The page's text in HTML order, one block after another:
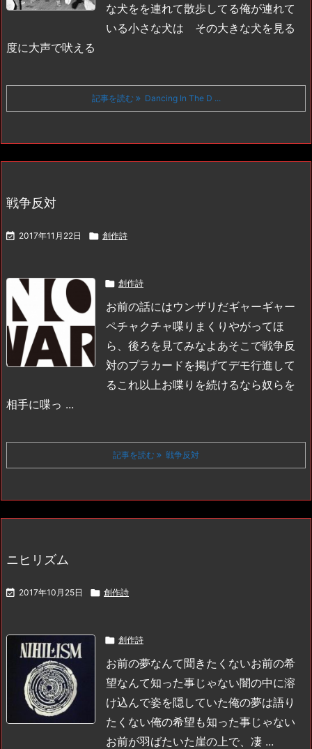
な犬をを連れて散歩してる俺が連れて
いる小さな犬は その大きな犬を見る
度に大声で吠える
記事を読む Dancing In The D ...
戦争反対
 2017年11月22日  創作詩
 創作詩
お前の話にはウンザリだギャーギャー
ペチャクチャ喋りまくりやがってほ
ら、後ろを見てみなよ あそこで戦争反
対のプラカードを掲げてデモ行進して
る これ以上お喋りを続けるなら奴らを
相手に喋っ ...
記事を読む 戦争反対
ニヒリズム
 2017年10月25日  創作詩
 創作詩
お前の夢なんて聞きたくないお前の希
望なんて知った事じゃない闇の中に溶
け込んで姿を隠していた俺の夢は語り
たくない俺の希望も知った事じゃない
お前が羽ばたいた崖の上で、凄 ...